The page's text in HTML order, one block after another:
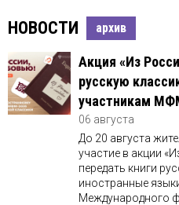
НОВОСТИ архив
Акция «Из
русскую
участникам
06 августа
До 20 августа
участие в акции
передать книги
иностранные
Международного